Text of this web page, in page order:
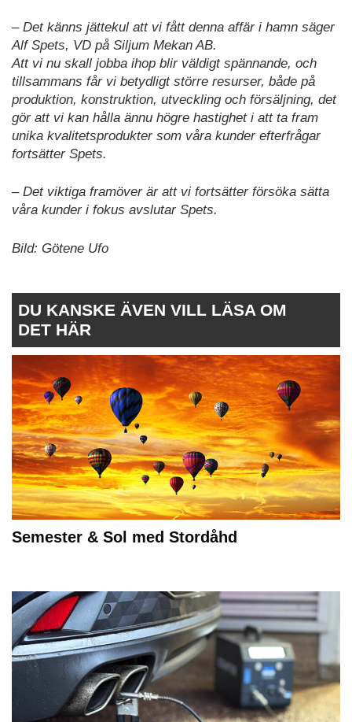
– Det känns jättekul att vi fått denna affär i hamn säger
Alf Spets, VD på Siljum Mekan AB.
Att vi nu skall jobba ihop blir väldigt spännande, och
tillsammans får vi betydligt större resurser, både på
produktion, konstruktion, utveckling och försäljning, det
gör att vi kan hålla ännu högre hastighet i att ta fram
unika kvalitetsprodukter som våra kunder efterfrågar
fortsätter Spets.
– Det viktiga framöver är att vi fortsätter försöka sätta
våra kunder i fokus avslutar Spets.
Bild: Götene Ufo
DU KANSKE ÄVEN VILL LÄSA OM
DET HÄR
Semester & Sol med Stordåhd